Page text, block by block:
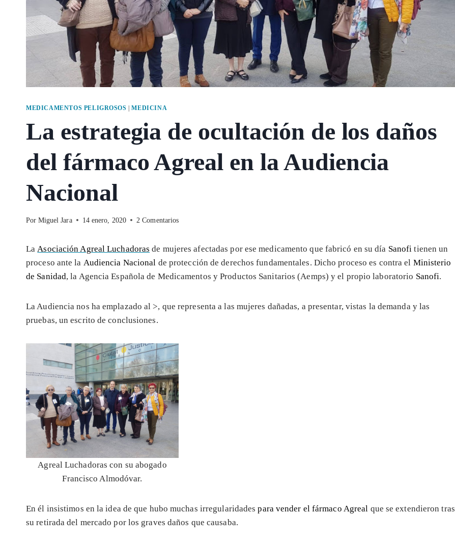
MEDICAMENTOS PELIGROSOS |MEDICINA
La estrategia de ocultación de los daños
del fármaco Agreal en la Audiencia
Nacional
Por Miguel Jara 14 enero, 2020 2 Comentarios
LaAsociación Agreal Luchadoras de mujeres afectadas por ese medicamento que fabricó en su día Sanofi tienen un
proceso ante la Audiencia Nacional de protección de derechos fundamentales. Dicho proceso es contra el Ministerio
de Sanidad, la Agencia Española de Medicamentos y Productos Sanitarios (Aemps) y el propio laboratorio Sanofi.
La Audiencia nos ha emplazado al >, que representa a las mujeres dañadas, a presentar, vistas la demanda y las
pruebas, un escrito de conclusiones.
Agreal Luchadoras con su abogado
Francisco Almodóvar.
En él insistimos en la idea de que hubo muchas irregularidadespara vender el fármaco Agreal que se extendieron tras
su retirada del mercado por los graves daños que causaba.